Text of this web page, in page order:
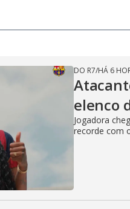
DO R7/HÁ 6
elenco
Jogadora
recorde com